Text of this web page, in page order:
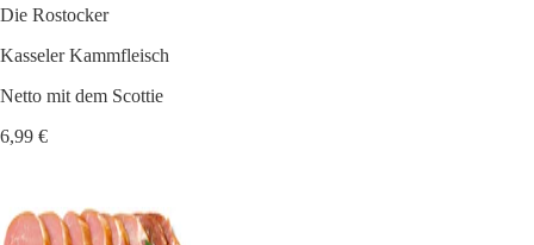
Die Rostocker
Kasseler Kammfleisch
Netto mit dem Scottie
6,99 €